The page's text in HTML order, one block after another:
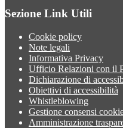
Sezione Link Utili
Cookie policy
Note legali
Informativa Privacy
Ufficio Relazioni con il
Dichiarazione di
Obiettivi di accessibilità
Whistleblowing
Gestione consensi
Amministrazione